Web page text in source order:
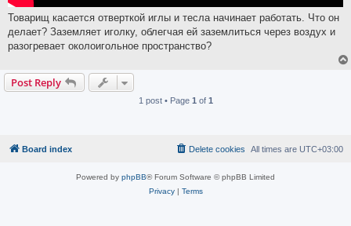
Товарищ касается отверткой иглы и тесла начинает работать. Что он
делает? Заземляет иголку, облегчая ей заземлиться через воздух и
разогревает околоигольное пространство?
Post Reply
1 post • Page 1 of 1
Board index All times are UTC+03:00
Delete cookies
Powered by phpBB® Forum Software © phpBB Limited
Privacy| Terms